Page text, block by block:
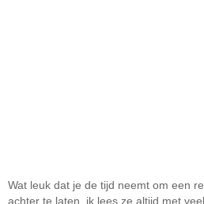
Wat leuk dat je de tijd neemt om een
achter te laten, ik lees ze altijd met